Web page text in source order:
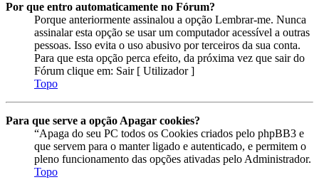
Por que entro automaticamente no Fórum?
Porque anteriormente assinalou a opção Lembrar-me. Nunca
assinalar esta opção se usar um computador acessível a outras
pessoas. Isso evita o uso abusivo por terceiros da sua conta.
Para que esta opção perca efeito, da próxima vez que sair do
Fórum clique em: Sair [ Utilizador ]
Topo
Para que serve a opção Apagar cookies?
“Apaga do seu PC todos os Cookies criados pelo phpBB3 e
que servem para o manter ligado e autenticado, e permitem o
pleno funcionamento das opções ativadas pelo Administrador.
Topo